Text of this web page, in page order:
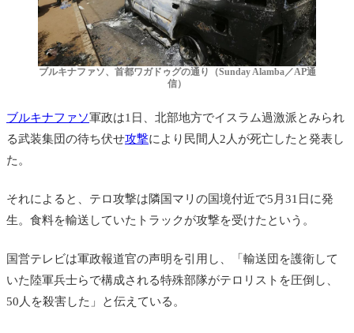
ブルキナファソ、首都ワガドゥグの通り（Sunday Alamba／AP通
信）
ブルキナファソ軍政は1日、北部地方でイスラム過激派とみられ
る武装集団の待ち伏せ攻撃により民間人2人が死亡したと発表し
た。
それによると、テロ攻撃は隣国マリの国境付近で5月31日に発
生。食料を輸送していたトラックが攻撃を受けたという。
国営テレビは軍政報道官の声明を引用し、「輸送団を護衛して
いた陸軍兵士らで構成される特殊部隊がテロリストを圧倒し、
50人を殺害した」と伝えている。